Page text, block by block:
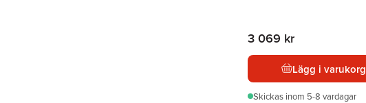
3 069 kr
Lägg i varukorg
Skickas inom 5-8 vardagar